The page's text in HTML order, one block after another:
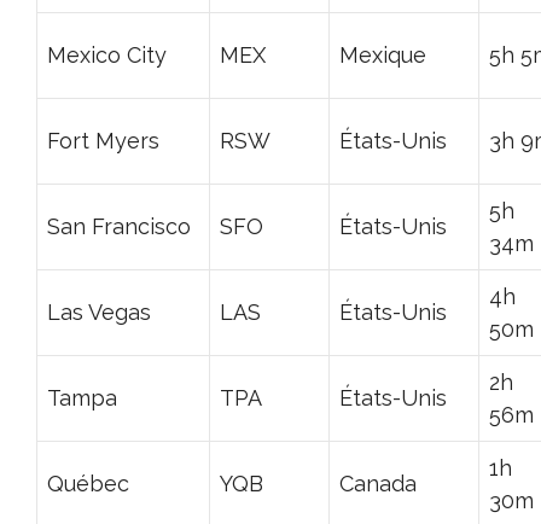
Mexico City MEX Mexique 5h
Fort Myers RSW États-Unis 3h
San Francisco SFO États-Unis
5h
34m
Las Vegas LAS États-Unis
4h
50m
Tampa TPA États-Unis
2h
56m
Québec YQB Canada
1h
30m